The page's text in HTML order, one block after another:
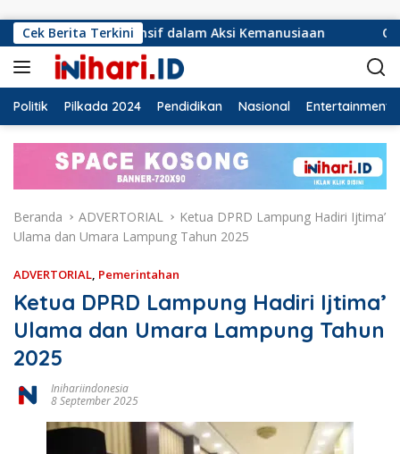
Cek Berita Terkini
dalam Aksi Kemanusiaan Ormas Laskar
Politik Pilkada 2024 Pendidikan Nasional Entertainment
Beranda ADVERTORIAL
Ketua DPRD Lampung Hadiri Ijtima’
Ulama dan Umara Lampung Tahun 2025
ADVERTORIAL, Pemerintahan
Ketua DPRD Lampung Hadiri Ijtima’
Ulama dan Umara Lampung Tahun
2025
Inihariindonesia
8 September 2025